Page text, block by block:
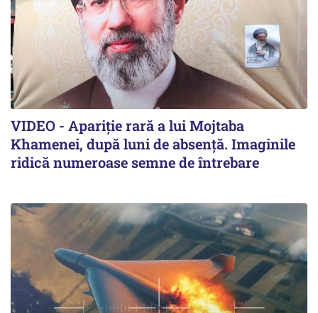
VIDEO - Apariție rară a lui Mojtaba
Khamenei, după luni de absență. Imaginile
ridică numeroase semne de întrebare